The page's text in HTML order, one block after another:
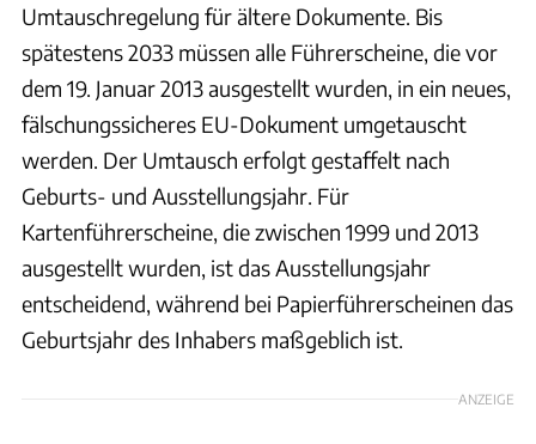
Umtauschregelung für ältere Dokumente. Bis
spätestens 2033 müssen alle Führerscheine, die vor
dem 19. Januar 2013 ausgestellt wurden, in ein neues,
fälschungssicheres EU-Dokument umgetauscht
werden. Der Umtausch erfolgt gestaffelt nach
Geburts- und Ausstellungsjahr. Für
Kartenführerscheine, die zwischen 1999 und 2013
ausgestellt wurden, ist das Ausstellungsjahr
entscheidend, während bei Papierführerscheinen das
Geburtsjahr des Inhabers maßgeblich ist.
ANZEIGE